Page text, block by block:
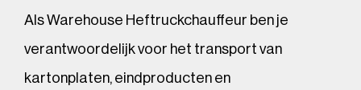
Als Warehouse Heftruckchauffeur ben je
verantwoordelijk voor het transport van
kartonplaten, eindproducten en